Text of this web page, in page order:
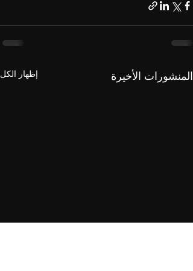
المنشورات الأخيرة إظهار الكل